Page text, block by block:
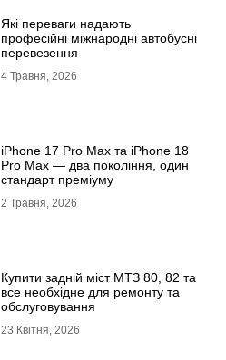
Які переваги надають
професійні міжнародні автобусні
перевезення
4 Травня, 2026
iРhone 17 Рro Мax та iРhone 18
Рro Мax — два покоління, один
стандарт преміуму
2 Травня, 2026
Купити задній міст МТЗ 80, 82 та
все необхідне для ремонту та
обслуговування
23 Квітня, 2026